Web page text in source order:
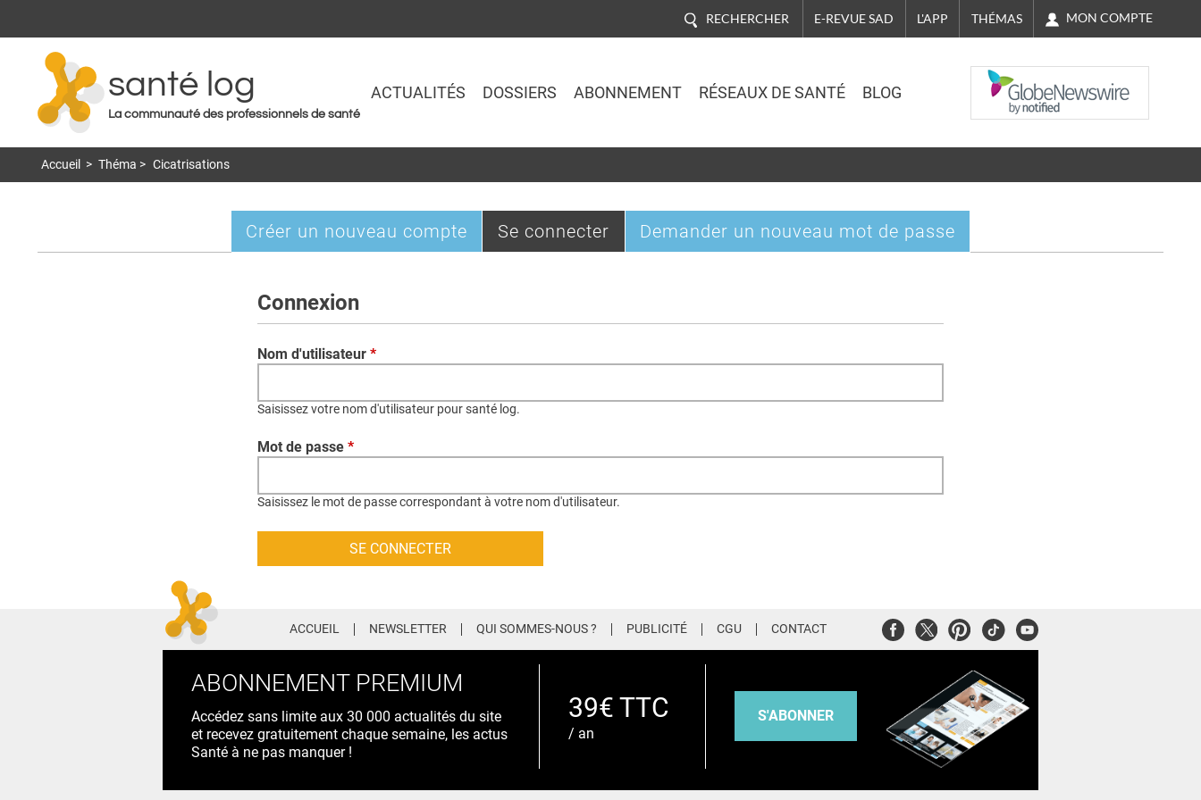
RECHERCHER E-REVUE SAD L'APP THÉMAS MON COMPTE
santé log
La communauté des professionnels de santé
ACTUALITÉS DOSSIERS ABONNEMENT RÉSEAUX DE SANTÉ BLOG
NASDAQ
Accueil > Théma > Cicatrisations
Onglets
Créer un nouveau compte Se connecter (onglet
actif)
Demander un nouveau mot de passe
Connexion
Nom d'utilisateur *
Saisissez votre nom d'utilisateur pour santé log.
Mot de passe *
Saisissez le mot de passe correspondant à votre nom d'utilisateur.
ACCUEIL NEWSLETTER QUI SOMMES-NOUS ? PUBLICITÉ CGU CONTACT FacebookTwitterPinterest
TiktokYoutube
ABONNEMENT PREMIUM
Accédez sans limite aux 30 000 actualités du site
et recevez gratuitement chaque semaine, les actus
Santé à ne pas manquer !
39€ TTC
/ an
S'ABONNER